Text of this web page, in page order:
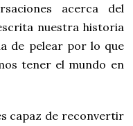
acerca del
nuestra historia
de pelear por lo que
tener el mundo en
capaz de reconvertir